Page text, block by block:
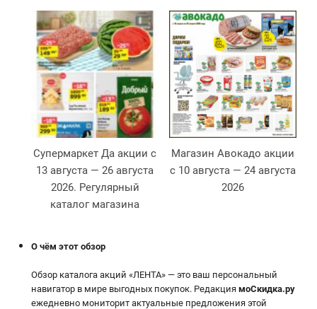
Супермаркет Да акции с
13 августа — 26 августа
2026. Регулярный
каталог магазина
Магазин Авокадо акции
с 10 августа — 24 августа
2026
О чём этот обзор
Обзор каталога акций «ЛЕНТА» — это ваш персональный
навигатор в мире выгодных покупок. Редакция моСкидка.ру
ежедневно мониторит актуальные предложения этой